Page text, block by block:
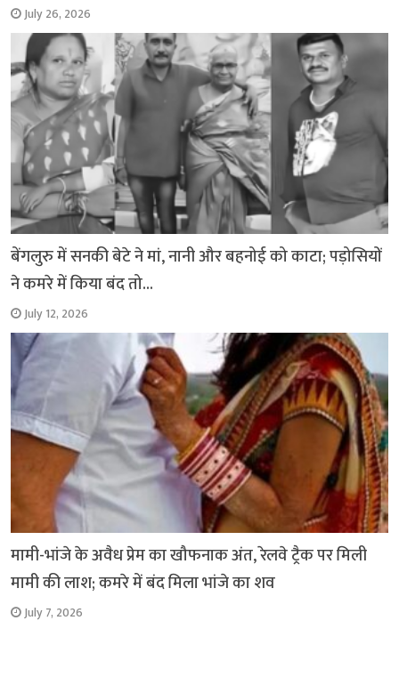
July 26, 2026
बेंगलुरु में सनकी बेटे ने मां, नानी और बहनोई को काटा; पड़ोसियों
ने कमरे में किया बंद तो…
July 12, 2026
मामी-भांजे के अवैध प्रेम का खौफनाक अंत, रेलवे ट्रैक पर मिली
मामी की लाश; कमरे में बंद मिला भांजे का शव
July 7, 2026